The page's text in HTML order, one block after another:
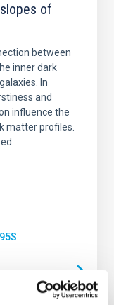
of
between
inner dark
In
and
influence the
matter profiles.